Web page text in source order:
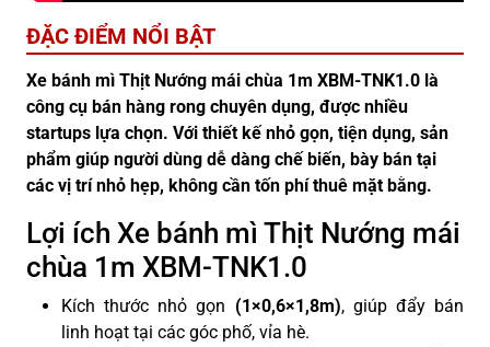
ĐẶC ĐIỂM NỔI BẬT
Xe bánh mì Thịt Nướng mái chùa 1m XBM-TNK1.0 là
công cụ bán hàng rong chuyên dụng, được nhiều
startups lựa chọn. Với thiết kế nhỏ gọn, tiện dụng, sản
phẩm giúp người dùng dễ dàng chế biến, bày bán tại
các vị trí nhỏ hẹp, không cần tốn phí thuê mặt bằng.
Lợi ích Xe bánh mì Thịt Nướng mái
chùa 1m XBM-TNK1.0
Kích thước nhỏ gọn (1×0,6×1,8m), giúp đẩy bán
linh hoạt tại các góc phố, vỉa hè.